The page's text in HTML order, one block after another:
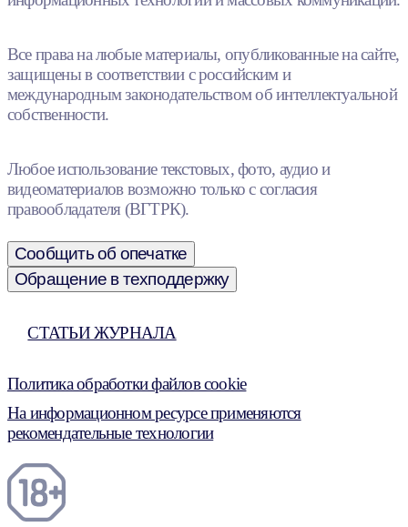
Все права на любые материалы, опубликованные на сайте,
защищены в соответствии с российским и
международным законодательством об интеллектуальной
собственности.
Любое использование текстовых, фото, аудио и
видеоматериалов возможно только с согласия
правообладателя (ВГТРК).
Сообщить об опечатке
Обращение в техподдержку
СТАТЬИ ЖУРНАЛА
Политика обработки файлов cookie
На информационном ресурсе применяются
рекомендательные технологии